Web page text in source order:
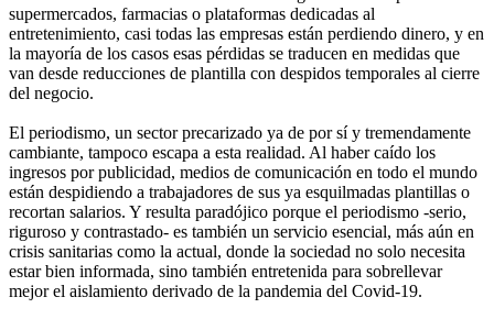
supermercados, farmacias o plataformas dedicadas al
entretenimiento, casi todas las empresas están perdiendo dinero, y en
la mayoría de los casos esas pérdidas se traducen en medidas que
van desde reducciones de plantilla con despidos temporales al cierre
del negocio.
El periodismo, un sector precarizado ya de por sí y tremendamente
cambiante, tampoco escapa a esta realidad. Al haber caído los
ingresos por publicidad, medios de comunicación en todo el mundo
están despidiendo a trabajadores de sus ya esquilmadas plantillas o
recortan salarios. Y resulta paradójico porque el periodismo -serio,
riguroso y contrastado- es también un servicio esencial, más aún en
crisis sanitarias como la actual, donde la sociedad no solo necesita
estar bien informada, sino también entretenida para sobrellevar
mejor el aislamiento derivado de la pandemia del Covid-19.